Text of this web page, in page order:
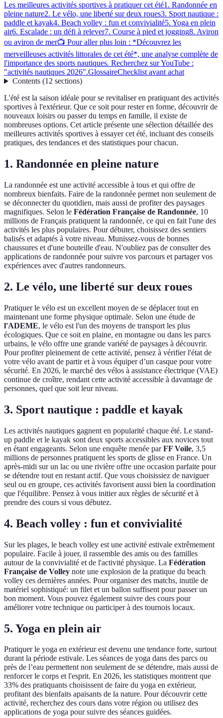
Les meilleures activités sportives à pratiquer cet été1. Randonnée en
pleine nature2. Le vélo, une liberté sur deux roues3. Sport nautique :
paddle et kayak4. Beach volley : fun et convivialité5. Yoga en plein
air6. Escalade : un défi à relever7. Course à pied et jogging8. Aviron
ou aviron de mer📺 Pour aller plus loin : *Découvrez les
merveilleuses activités littorales de cet été*, une analyse complète de
l'importance des sports nautiques. Recherchez sur YouTube :
"activités nautiques 2026".GlossaireChecklist avant achat
Contents(12 sections)
L'été est la saison idéale pour se revitaliser en pratiquant des activités
sportives à l'extérieur. Que ce soit pour rester en forme, découvrir de
nouveaux loisirs ou passer du temps en famille, il existe de
nombreuses options. Cet article présente une sélection détaillée des
meilleures activités sportives à essayer cet été, incluant des conseils
pratiques, des tendances et des statistiques pour chacun.
1. Randonnée en pleine nature
La randonnée est une activité accessible à tous et qui offre de
nombreux bienfaits. Faire de la randonnée permet non seulement de
se déconnecter du quotidien, mais aussi de profiter des paysages
magnifiques. Selon le Fédération Française de Randonnée, 10
millions de Français pratiquent la randonnée, ce qui en fait l'une des
activités les plus populaires. Pour débuter, choisissez des sentiers
balisés et adaptés à votre niveau. Munissez-vous de bonnes
chaussures et d'une bouteille d'eau. N'oubliez pas de consulter des
applications de randonnée pour suivre vos parcours et partager vos
expériences avec d'autres randonneurs.
2. Le vélo, une liberté sur deux roues
Pratiquer le vélo est un excellent moyen de se déplacer tout en
maintenant une forme physique optimale. Selon une étude de
l'ADEME, le vélo est l'un des moyens de transport les plus
écologiques. Que ce soit en plaine, en montagne ou dans les parcs
urbains, le vélo offre une grande variété de paysages à découvrir.
Pour profiter pleinement de cette activité, pensez à vérifier l'état de
votre vélo avant de partir et à vous équiper d’un casque pour votre
sécurité. En 2026, le marché des vélos à assistance électrique (VAE)
continue de croître, rendant cette activité accessible à davantage de
personnes, quel que soit leur niveau.
3. Sport nautique : paddle et kayak
Les activités nautiques gagnent en popularité chaque été. Le stand-
up paddle et le kayak sont deux sports accessibles aux novices tout
en étant engageants. Selon une enquête menée parFF Voile, 3,5
millions de personnes pratiquent les sports de glisse en France. Un
après-midi sur un lac ou une rivière offre une occasion parfaite pour
se détendre tout en restant actif. Que vous choisissiez de naviguer
seul ou en groupe, ces activités favorisent aussi bien la coordination
que l'équilibre. Pensez à vous initier aux règles de sécurité et à
prendre des cours si vous débutez.
4. Beach volley : fun et convivialité
Sur les plages, le beach volley est une activité estivale extrêmement
populaire. Facile à jouer, il rassemble des amis ou des familles
autour de la convivialité et de l'activité physique. La Fédération
Française de Volley note une explosion de la pratique du beach
volley ces dernières années. Pour organiser des matchs, inutile de
matériel sophistiqué: un filet et un ballon suffisent pour passer un
bon moment. Vous pouvez également suivre des cours pour
améliorer votre technique ou participer à des tournois locaux.
5. Yoga en plein air
Pratiquer le yoga en extérieur est devenu une tendance forte, surtout
durant la période estivale. Les séances de yoga dans des parcs ou
près de l’eau permettent non seulement de se détendre, mais aussi de
renforcer le corps et l'esprit. En 2026, les statistiques montrent que
33% des pratiquants choisissent de faire du yoga en extérieur,
profitant des bienfaits apaisants de la nature. Pour découvrir cette
activité, recherchez des cours dans votre région ou utilisez des
applications de yoga pour suivre des séances guidées.